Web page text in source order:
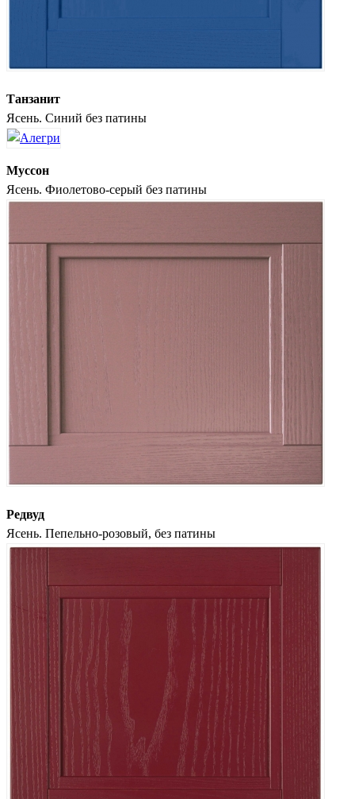
Танзанит
Ясень. Синий без патины
Муссон
Ясень. Фиолетово-серый без патины
Редвуд
Ясень. Пепельно-розовый, без патины